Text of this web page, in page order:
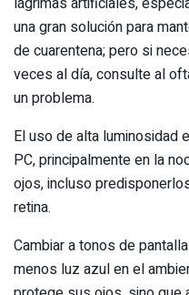
una gran solución para
de cuarentena; pero si
veces al día, consulte al
un problema.
El uso de alta luminosidad
PC, principalmente en la
ojos, incluso
retina.
Cambiar a tonos de
menos luz azul en el